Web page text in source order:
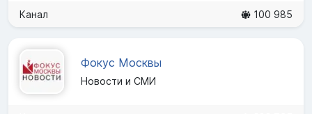
Канал 100 985
Фокус Москвы
Новости и СМИ